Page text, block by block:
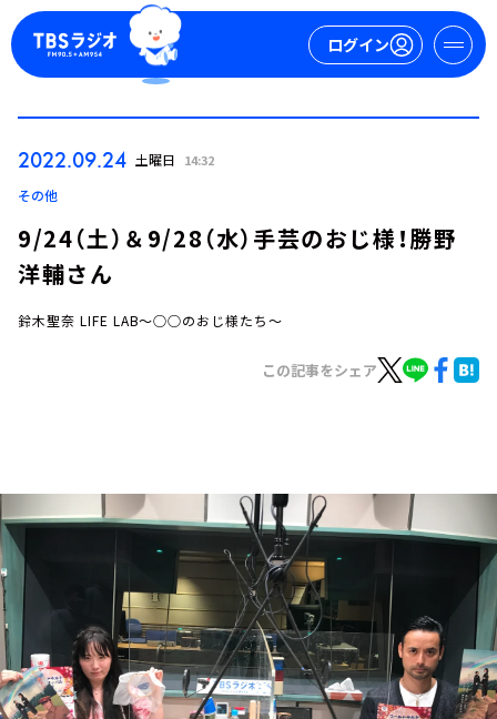
ログイン
お知らせ
イベント・グッズ
YouTube
会社情報
2022.09.24 土曜日 14:32
その他
9/24（土）＆9/28（水）手芸のおじ様！勝野
洋輔さん
鈴木聖奈 LIFE LAB～○○のおじ様たち～
この記事をシェア